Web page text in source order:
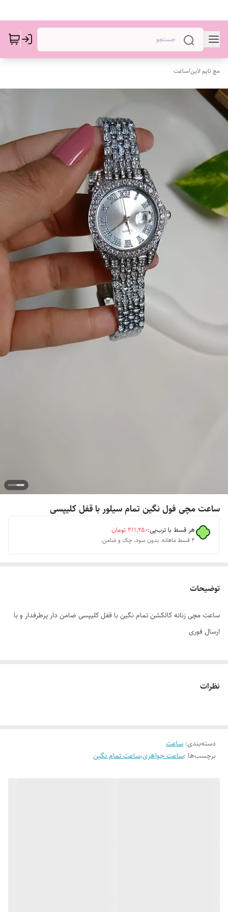
مچ تایم لاین/ساعت
ساعت مچی فول نگین تمام سیلور با قفل کلیپسی
هر قسط با ترب‌پی:۲۱۱٬۲۵۰ تومان
۴ قسط ماهانه. بدون سود، چک و ضامن.
توضیحات
ساعت مچی زنانه کالکشن تمام نگین با قفل کلیپسی ضامن دار پرطرفدار و با
ارسال فوری
نظرات
دسته‌بندی: ساعت
برچسب‌ها :ساعت جواهری،ساعت تمام نگین